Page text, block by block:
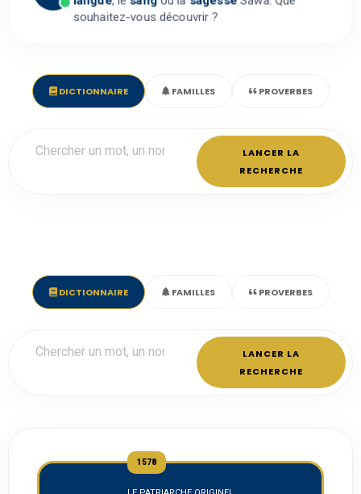
souhaitez-vous découvrir ?
DICTIONNAIRE FAMILLES PROVERBES
LANCER LA
RECHERCHE
DICTIONNAIRE FAMILLES PROVERBES
LANCER LA
RECHERCHE
1578